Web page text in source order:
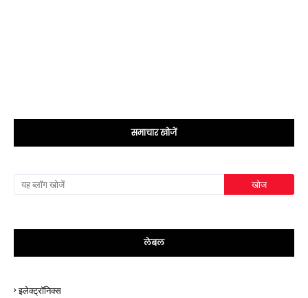
समाचार खोजें
लेबल
इलेक्ट्रॉनिक्स